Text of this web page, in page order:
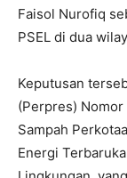
Faisol Nurofiq
PSEL di dua
Keputusan
(Perpres)
Sampah
Energi